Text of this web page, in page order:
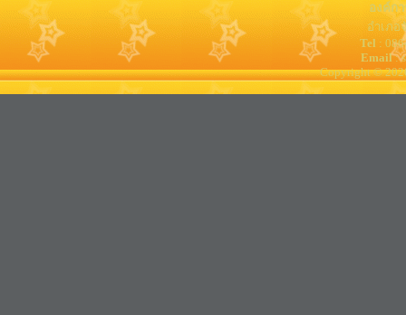
องค์ก
อำเภอ
Tel :
Email:
Copyright ©